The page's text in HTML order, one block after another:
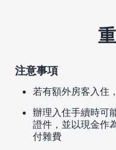
注意事項
若有額外房客入住
辦理入住手續時可
證件，並以現金作
付雜費